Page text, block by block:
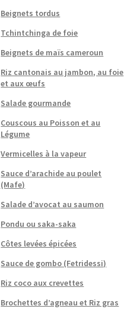
Beignets tordus
Tchintchinga de foie
Beignets de maïs cameroun
Riz cantonais au jambon, au foie
et aux œufs
Salade gourmande
Couscous au Poisson et au
Légume
Vermicelles à la vapeur
Sauce d’arachide au poulet
(Mafe)
Salade d’avocat au saumon
Pondu ou saka-saka
Côtes levées épicées
Sauce de gombo (Fetridessi)
Riz coco aux crevettes
Brochettes d’agneau et Riz gras